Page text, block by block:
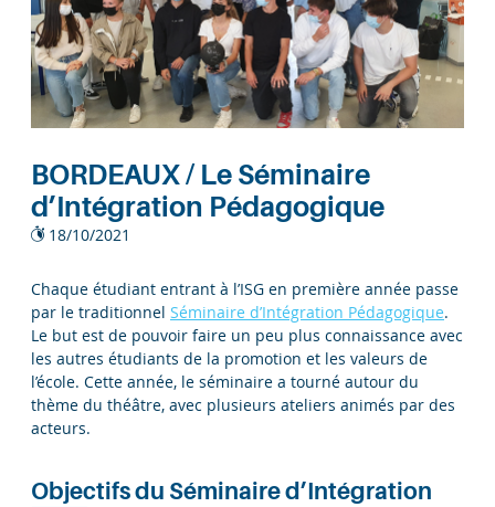
BORDEAUX / Le Séminaire
d’Intégration Pédagogique
18/10/2021
Chaque étudiant entrant à l’ISG en première année passe
par le traditionnel Séminaire d’Intégration Pédagogique.
Le but est de pouvoir faire un peu plus connaissance avec
les autres étudiants de la promotion et les valeurs de
l’école. Cette année, le séminaire a tourné autour du
thème du théâtre, avec plusieurs ateliers animés par des
acteurs.
Objectifs du Séminaire d’Intégration